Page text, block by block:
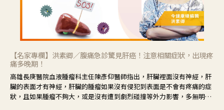
【名家專欄】洪素卿／腹痛急診驚見肝癌！注意相關症狀，出現疼
痛多晚期！
高雄長庚醫院血液腫瘤科主任陳彥仰醫師指出，肝臟裡面沒有神經，肝
臟的表面才有神經，肝臟的腫瘤如果沒有侵犯到表面是不會有疼痛的症
狀，且如果腫瘤不夠大，或是沒有遭到劇烈碰撞等外力影響，多無明顯